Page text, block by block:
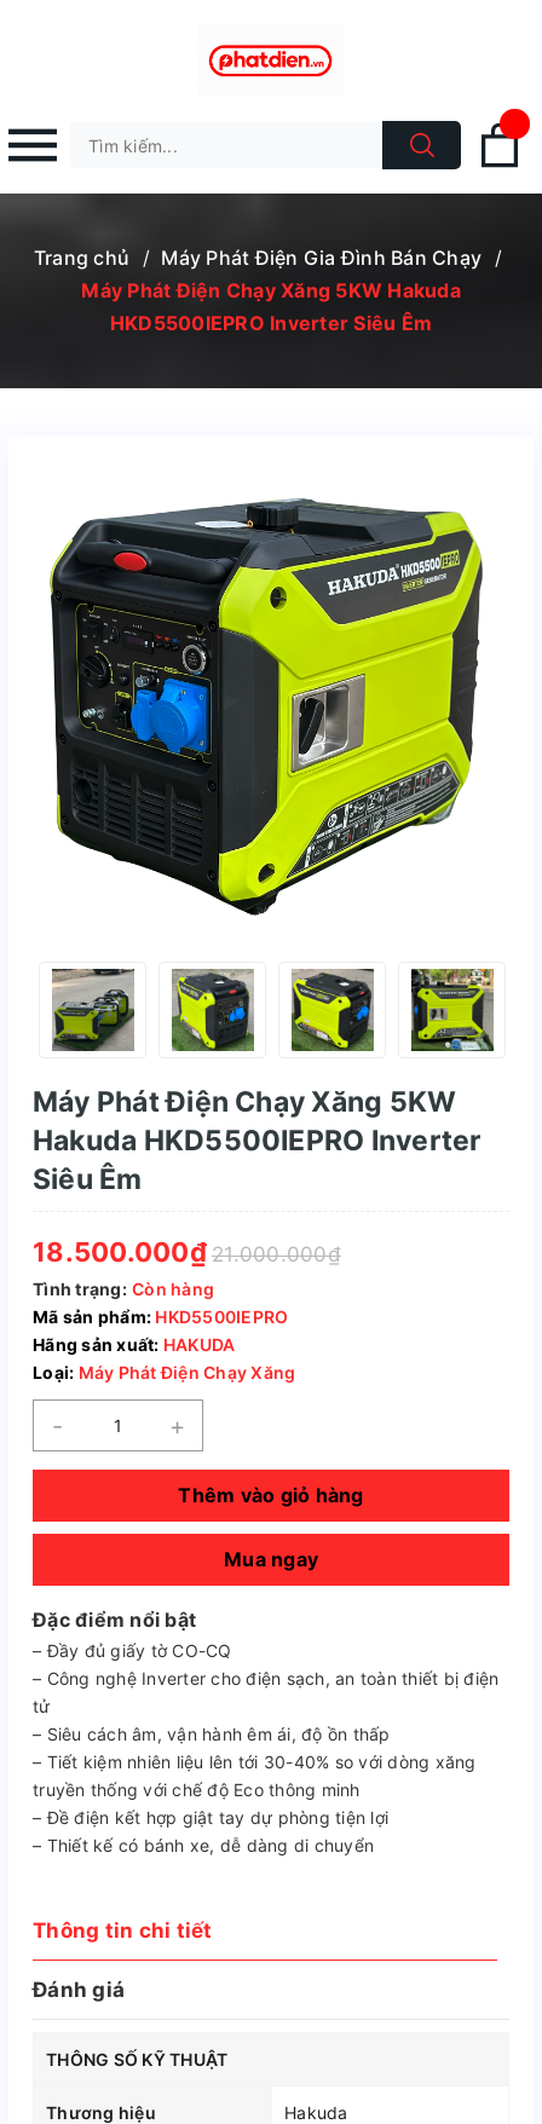
Trang chủ / Máy Phát Điện Gia Đình Bán Chạy /
Máy Phát Điện Chạy Xăng 5KW Hakuda
HKD5500IEPRO Inverter Siêu Êm
Máy Phát Điện Chạy Xăng 5KW
Hakuda HKD5500IEPRO Inverter
Siêu Êm
18.500.000₫ 21.000.000₫
Tình trạng: Còn hàng
Mã sản phẩm: HKD5500IEPRO
Hãng sản xuất: HAKUDA
Loại: Máy Phát Điện Chạy Xăng
- +
Thêm vào giỏ hàng
Mua ngay
Đặc điểm nổi bật
– Đầy đủ giấy tờ CO-CQ
– Công nghệ Inverter cho điện sạch, an toàn thiết bị điện
tử
– Siêu cách âm, vận hành êm ái, độ ồn thấp
– Tiết kiệm nhiên liệu lên tới 30-40% so với dòng xăng
truyền thống với chế độ Eco thông minh
– Đề điện kết hợp giật tay dự phòng tiện lợi
– Thiết kế có bánh xe, dễ dàng di chuyển
Thông tin chi tiết
Đánh giá
THÔNG SỐ KỸ THUẬT
Thương hiệu Hakuda